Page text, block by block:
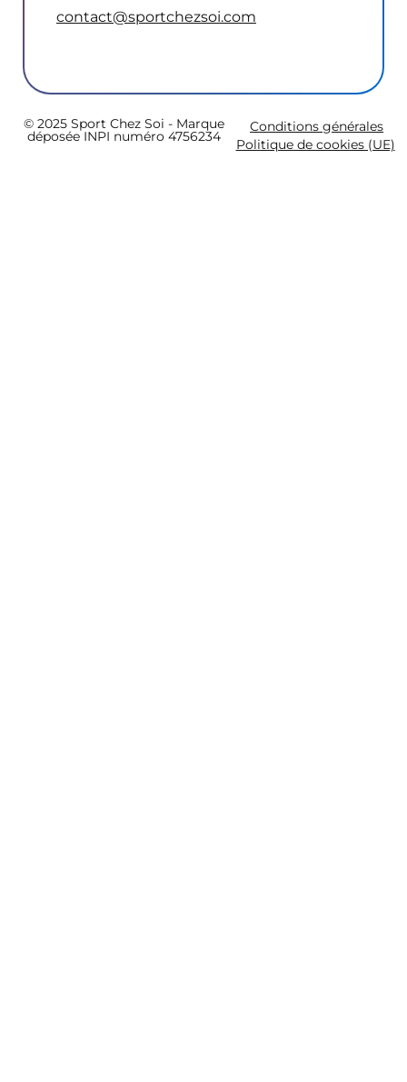
contact@sportchezsoi.com
© 2025 Sport Chez Soi - Marque
déposée INPI numéro 4756234
Conditions générales
Politique de cookies (UE)